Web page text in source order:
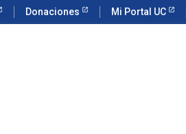
Donaciones Mi Portal UC